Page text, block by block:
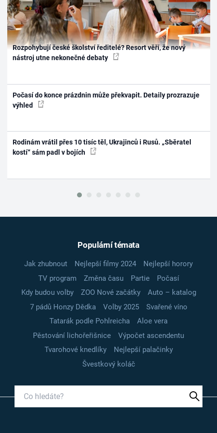
Rozpohybují české školství ředitelé? Resort věří, že nový
nástroj utne nekonečné debaty
Počasí do konce prázdnin může překvapit. Detaily prozrazuje
výhled
Rodinám vrátil přes 10 tisíc těl, Ukrajinců i Rusů. „Sběratel
kostí“ sám padl v bojích
Populární témata
Jak zhubnout Nejlepší filmy 2024
Nejlepší horory
TV program
Změna času Partie
Počasí
Kdy budou volby
ZOO Nové začátky
Auto – katalog
7 pádů Honzy Dědka
Volby 2025
Svařené víno
Tatarák podle Pohlreicha
Aloe vera
Pěstování lichořeřišnice
Výpočet ascendentu
Tvarohové knedlíky
Nejlepší palačinky
Švestkový koláč